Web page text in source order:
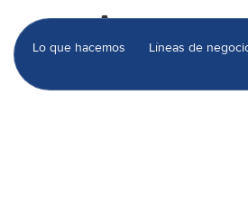
Lo que hacemos Líneas de
Acero